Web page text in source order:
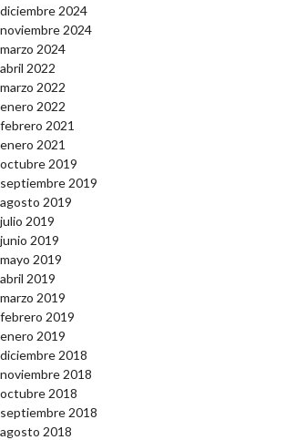
diciembre 2024
noviembre 2024
marzo 2024
abril 2022
marzo 2022
enero 2022
febrero 2021
enero 2021
octubre 2019
septiembre 2019
agosto 2019
julio 2019
junio 2019
mayo 2019
abril 2019
marzo 2019
febrero 2019
enero 2019
diciembre 2018
noviembre 2018
octubre 2018
septiembre 2018
agosto 2018